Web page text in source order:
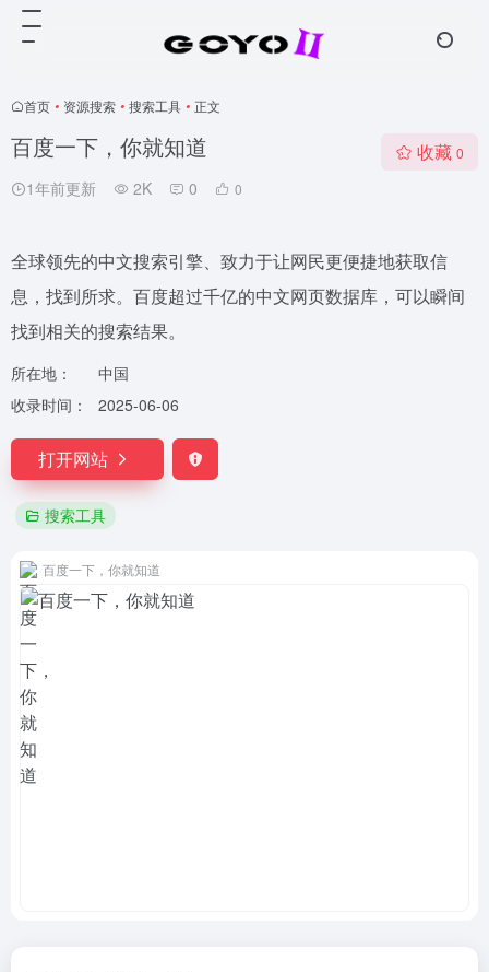
首页 • 资源搜索 • 搜索工具 • 正文
百度一下，你就知道
1年前更新 2K 0 0
收藏 0
全球领先的中文搜索引擎、致力于让网民更便捷地获取信
息，找到所求。百度超过千亿的中文网页数据库，可以瞬间
找到相关的搜索结果。
所在地：
中国
收录时间：
2025-06-06
打开网站
搜索工具
百度一下，你就知道